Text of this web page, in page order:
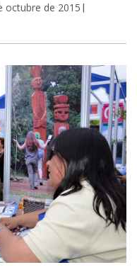
octubre de 2015